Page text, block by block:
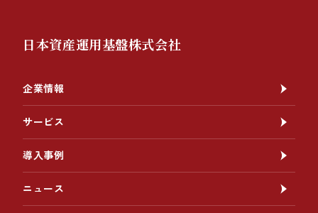
日本資産運用基盤株式会社
企業情報
サービス
導入事例
ニュース